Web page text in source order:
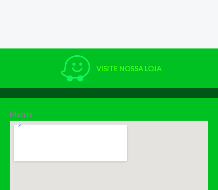
VISITE NOSSA LOJA
Matriz